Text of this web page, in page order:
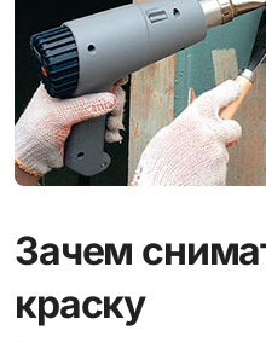
Зачем
краску